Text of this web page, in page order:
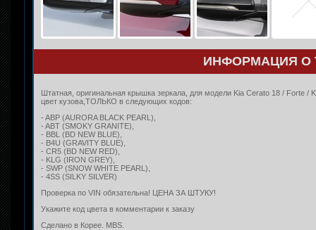
ИНФОРМАЦИЯ О
Штатная, оригинальная крышка зеркала, для модели Kia Cerato 18 / Forte
цвет кузова,ТОЛЬКО в следующих кодов:
- ABP (AURORA BLACK PEARL),
- ABT (SMOKY GRANITE),
- BBL (BD NEW BLUE),
- B4U (GRAVITY BLUE),
- CR5 (BD NEW RED),
- KLG (IRON GREY),
- SWP (SNOW WHITE PEARL ),
- 4SS (SILKY SILVER)
Проверка по VIN обязательна! ЦЕНА ЗА ШТУКУ!
Укажите код цвета в комментарии к заказу
Сделано в Корее. MBS.